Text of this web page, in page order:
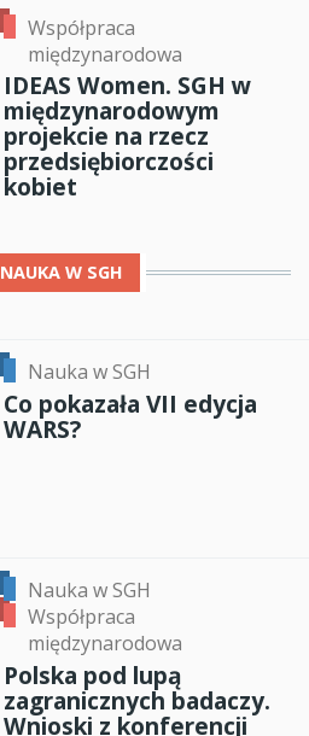
Współpraca
międzynarodowa
IDEAS Women. SGH w
międzynarodowym
projekcie na rzecz
przedsiębiorczości
kobiet
NAUKA W SGH
Nauka w SGH
Co pokazała VII edycja
WARS?
Nauka w SGH
Współpraca
międzynarodowa
Polska pod lupą
zagranicznych badaczy.
Wnioski z konferencji